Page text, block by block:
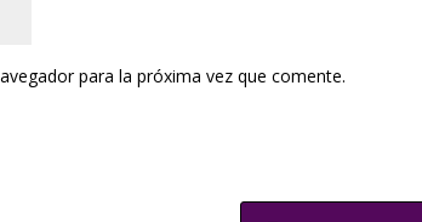
para la próxima vez que comente.